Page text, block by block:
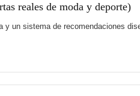
reales de moda y deporte)
un sistema de recomendaciones